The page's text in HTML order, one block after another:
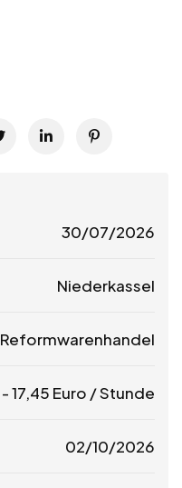
30/07/2026
Niederkassel
Reformwarenhandel
-17,45 Euro / Stunde
02/10/2026